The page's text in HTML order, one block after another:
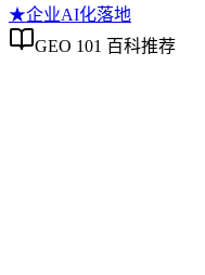
★企业AI化落地
GEO 101 百科推荐